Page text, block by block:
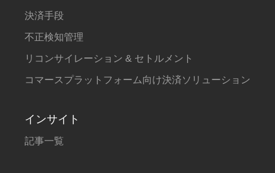
決済手段
不正検知管理
リコンサイレーション & セトルメント
コマースプラットフォーム向け決済ソリューション
インサイト
記事一覧